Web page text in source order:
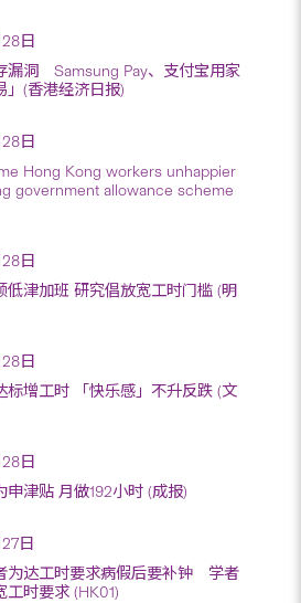
日
漏洞 Samsung Pay、支付宝用家
」(香港经济日报)
日
Hong Kong workers unhappier
government allowance scheme
日
低津加班 研究倡放宽工时门槛 (明
日
标增工时 「快乐感」不升反跌 (文
日
申津贴 月做192小时 (成报)
日
为达工时要求病假后要补钟 学者
工时要求 (HK01)